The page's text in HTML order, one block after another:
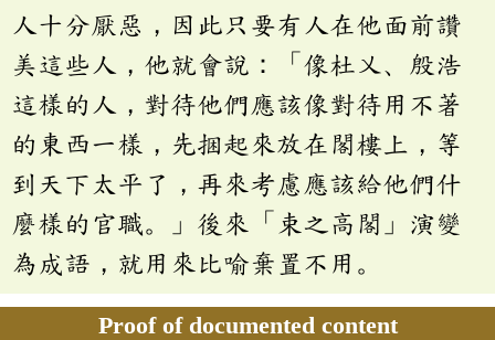
人十分厭惡，因此只要有人在他面前讚
美這些人，他就會說：「像杜乂、殷浩
這樣的人，對待他們應該像對待用不著
的東西一樣，先捆起來放在閣樓上，等
到天下太平了，再來考慮應該給他們什
麼樣的官職。」後來「束之高閣」演變
為成語，就用來比喻棄置不用。
Proof of documented content